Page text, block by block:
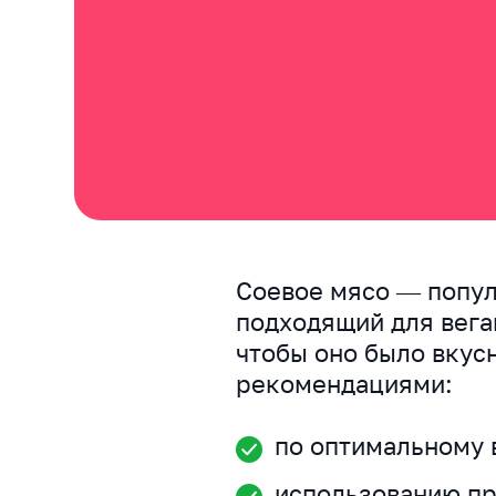
Соевое мясо —
подходящий для
чтобы оно было
рекомендациями:
по оптимальному